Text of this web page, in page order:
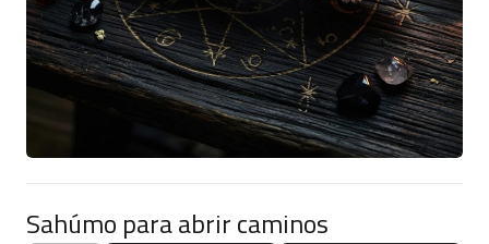
Sahúmo para abrir caminos